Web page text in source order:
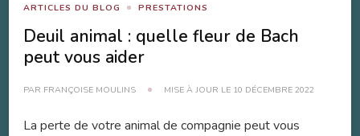
ARTICLES DU BLOG PRESTATIONS
Deuil animal : quelle fleur de Bach
peut vous aider
PAR FRANÇOISE MOULINS MISE À JOUR LE 10 DÉCEMBRE 2022
La perte de votre animal de compagnie peut vous